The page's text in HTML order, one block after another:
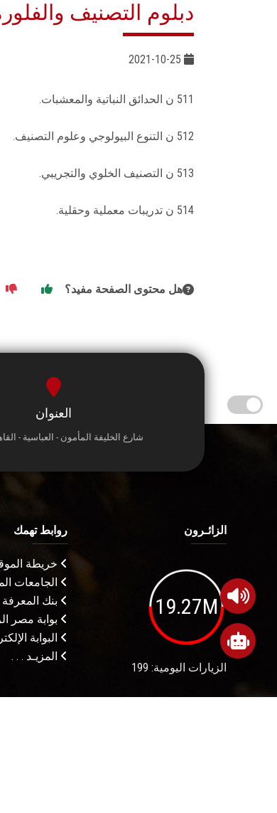
دبلوم التصنيف
511 ن الحدائق النباتية والمعشبات.
512 ن التنوع البيولوجي وعلوم التصنيف.
513 ن التصنيف الخلوي والتجريبي.
514 ن تدريبات معملية وحقلية.
هل محتوى الصفحة مفيد؟
العنوان
شارع الخليفة المأمون - العباسية -
الزائـرون
19.27M
الزيارات اليومية: 199
روابط تهمك
خريطة
الجامعات
بنك
بوابة مصر
البوابة
المزيـد . . .